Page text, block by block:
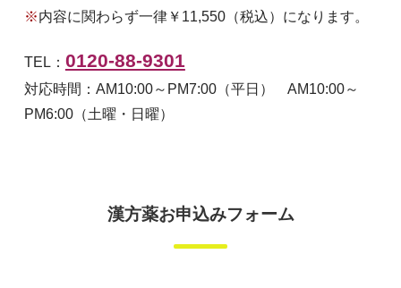
※内容に関わらず一律￥11,550（税込）になります。
TEL： 0120-88-9301
対応時間：AM10:00～PM7:00（平日） AM10:00～
PM6:00（土曜・日曜）
漢方薬お申込みフォーム